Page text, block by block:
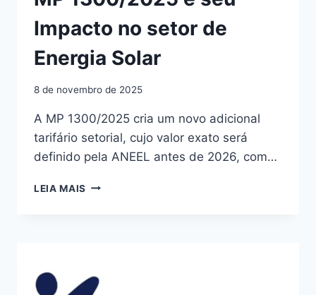
Impacto no setor de
Energia Solar
8 de novembro de 2025
A MP 1300/2025 cria um novo adicional
tarifário setorial, cujo valor exato será
definido pela ANEEL antes de 2026, com…
LEIA MAIS MP
SETOR
DE